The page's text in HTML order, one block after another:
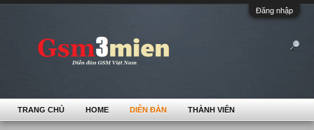
Đăng nhập
TRANG CHỦ HOME DIỄN ĐÀN THÀNH VIÊN